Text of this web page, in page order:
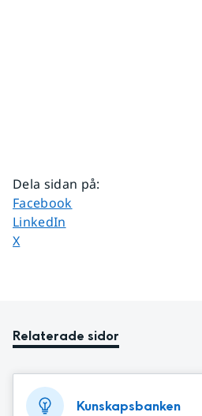
Dela sidan på:
Dela sidan på
Facebook
Dela sidan på
LinkedIn
Dela sidan på
X
Relaterade sidor
Kunskapsbanken